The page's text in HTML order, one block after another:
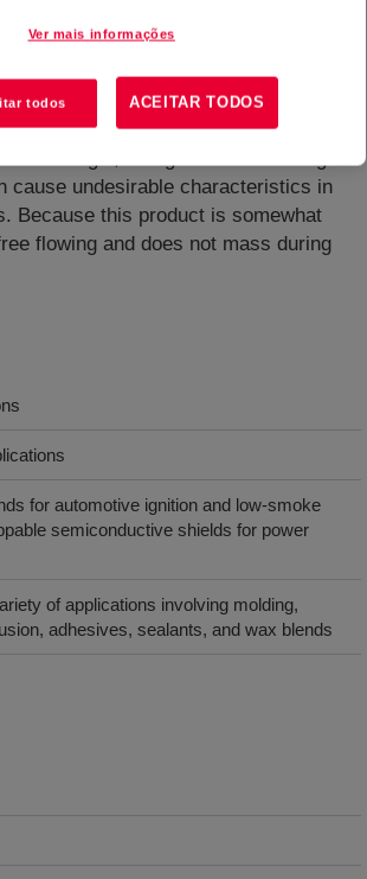
of copolymers, so finished products
to mechanical damage and
Compared with other
copolymers, This product contains
of gel, or high-molecular-weight
cause undesirable characteristics in
Because this product is somewhat
flowing and does not mass during
for automotive ignition and low-smoke
semiconductive shields for power
of applications involving molding,
adhesives, sealants, and wax blends
Ver mais informações
todos ACEITAR TODOS